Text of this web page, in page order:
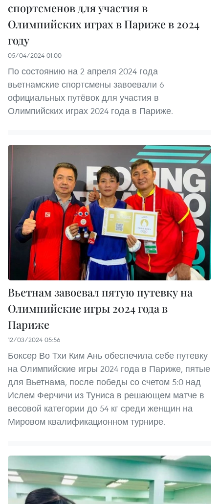
спортсменов для участия в
Олимпийских играх в Париже в 2024
году
05/04/2024 01:00
По состоянию на 2 апреля 2024 года
вьетнамские спортсмены завоевали 6
официальных путёвок для участия в
Олимпийских играх 2024 года в Париже.
Вьетнам завоевал пятую путевку на
Олимпийские игры 2024 года в
Париже
12/03/2024 05:56
Боксер Во Тхи Ким Ань обеспечила себе путевку
на Олимпийские игры 2024 года в Париже, пятые
для Вьетнама, после победы со счетом 5:0 над
Ислем Ферчичи из Туниса в решающем матче в
весовой категории до 54 кг среди женщин на
Мировом квалификационном турнире.